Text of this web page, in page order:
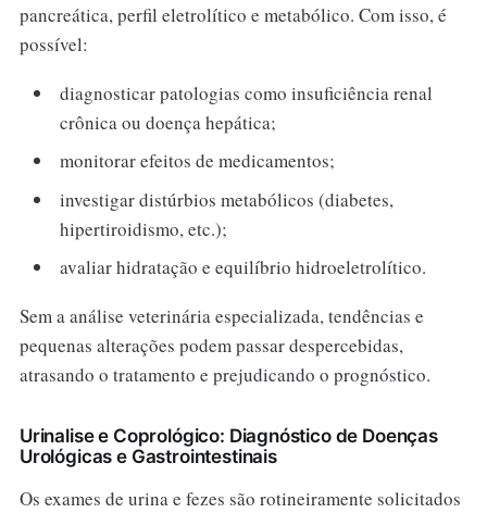
pancreática, perfil eletrolítico e metabólico. Com isso, é
possível:
diagnosticar patologias como insuficiência renal
crônica ou doença hepática;
monitorar efeitos de medicamentos;
investigar distúrbios metabólicos (diabetes,
hipertiroidismo, etc.);
avaliar hidratação e equilíbrio hidroeletrolítico.
Sem a análise veterinária especializada, tendências e
pequenas alterações podem passar despercebidas,
atrasando o tratamento e prejudicando o prognóstico.
Urinalise e Coprológico: Diagnóstico de Doenças
Urológicas e Gastrointestinais
Os exames de urina e fezes são rotineiramente solicitados